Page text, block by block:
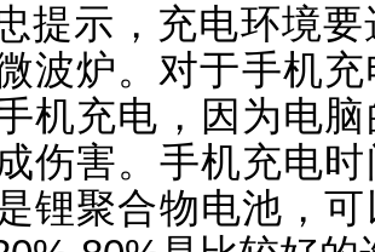
提示，充电环境
波炉。对于手机
机充电，因为电
伤害。手机充电
锂聚合物电池，